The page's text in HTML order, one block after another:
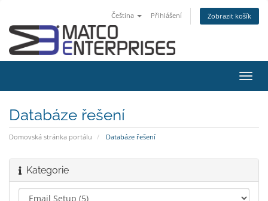
Čeština Přihlášení Zobrazit košík
Databáze řešení
Domovská stránka portálu Databáze řešení
Kategorie